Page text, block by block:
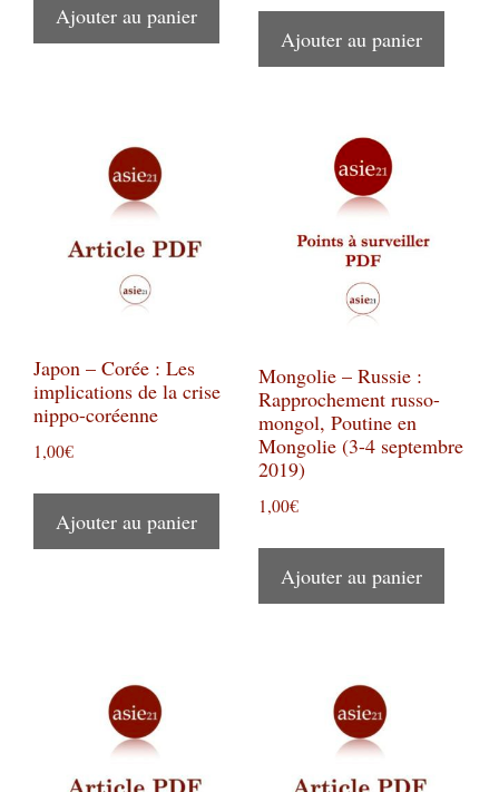
Ajouter au panier
Ajouter au panier
Japon – Corée : Les
implications de la crise
nippo-coréenne
1,00€
Ajouter au panier
Mongolie – Russie :
Rapprochement russo-
mongol, Poutine en
Mongolie (3-4 septembre
2019)
1,00€
Ajouter au panier